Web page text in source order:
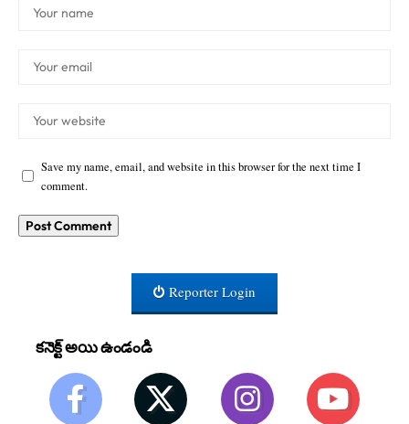
Save my name, email, and website in this browser for the next time I
comment.
Reporter Login
కనెక్ట్ అయి ఉండండి